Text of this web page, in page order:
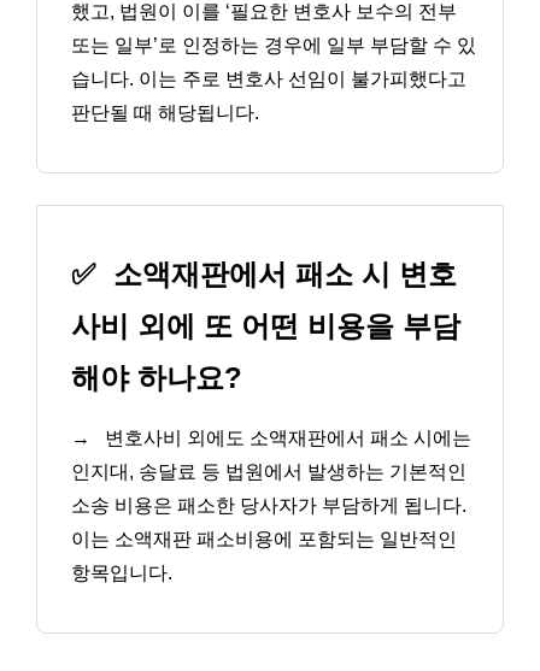
했고, 법원이 이를 ‘필요한 변호사 보수의 전부
또는 일부’로 인정하는 경우에 일부 부담할 수 있
습니다. 이는 주로 변호사 선임이 불가피했다고
판단될 때 해당됩니다.
✅ 소액재판에서 패소 시 변호
사비 외에 또 어떤 비용을 부담
해야 하나요?
→
변호사비 외에도 소액재판에서 패소 시에는
인지대, 송달료 등 법원에서 발생하는 기본적인
소송 비용은 패소한 당사자가 부담하게 됩니다.
이는 소액재판 패소비용에 포함되는 일반적인
항목입니다.